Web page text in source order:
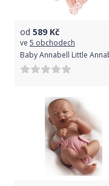
od 589 Kč
ve 5 obchodech